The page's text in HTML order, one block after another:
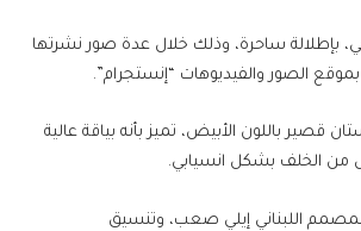
بإطلالة ساحرة، وذلك خلال عدة صور نشرتها
الصور والفيديوهات “إنستجرام”.
قصير باللون الأبيض، تميز بأنه بياقة عالية
من الخلف بشكل انسيابي.
اللبناني إيلي صعب، وتنسيق